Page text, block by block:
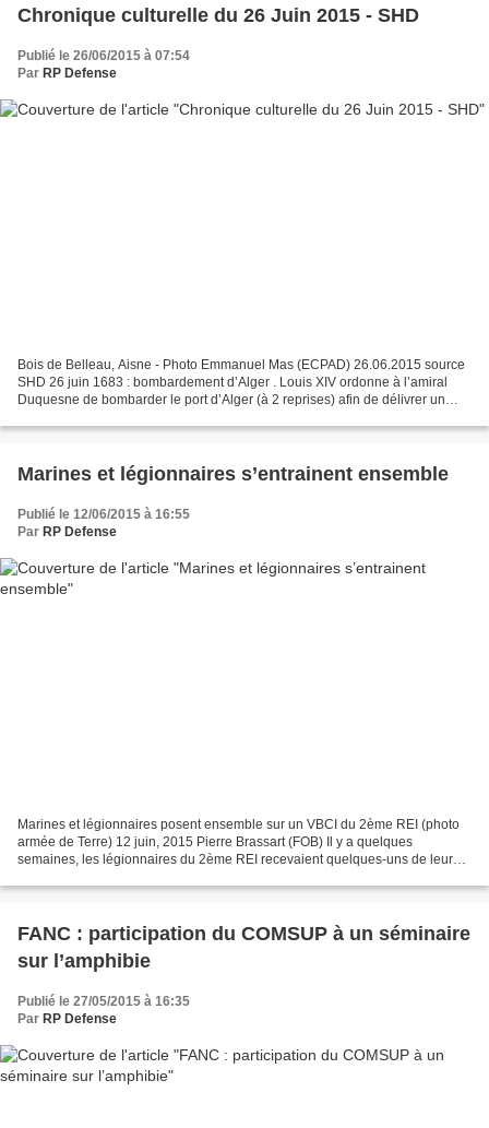
Chronique culturelle du 26 Juin 2015 - SHD
Publié le 26/06/2015 à 07:54
Par RP Defense
Bois de Belleau, Aisne - Photo Emmanuel Mas (ECPAD) 26.06.2015 source
SHD 26 juin 1683 : bombardement d’Alger . Louis XIV ordonne à l’amiral
Duquesne de bombarder le port d’Alger (à 2 reprises) afin de délivrer un
Marines et légionnaires s’entrainent ensemble
Publié le 12/06/2015 à 16:55
Par RP Defense
Marines et légionnaires posent ensemble sur un VBCI du 2ème REI (photo
armée de Terre) 12 juin, 2015 Pierre Brassart (FOB) Il y a quelques
semaines, les légionnaires du 2ème REI recevaient quelques-uns de leurs
FANC : participation du COMSUP à un séminaire
sur l’amphibie
Publié le 27/05/2015 à 16:35
Par RP Defense